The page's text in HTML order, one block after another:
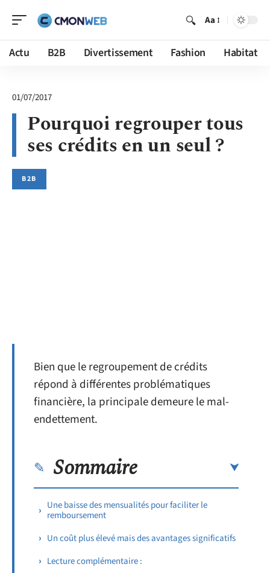
Aa
Actu B2B Divertissement Fashion Habitat
01/07/2017
Pourquoi regrouper tous
ses crédits en un seul ?
B2B
Bien que le regroupement de crédits
répond à différentes problématiques
financière, la principale demeure le mal-
endettement.
Sommaire
Une baisse des mensualités pour faciliter le
remboursement
Un coût plus élevé mais des avantages significatifs
Lecture complémentaire :